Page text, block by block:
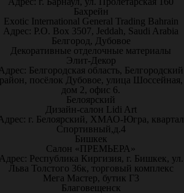
Бахрейн
Exotic International General Trading Bahrain
Адрес: P.O. Box 3507, Jeddah, Saudi Arabia
Белгород, Дубовое
Декоративные отделочные материалы
Элит-Декор
Белгородская область, Белгородский
посёлок Дубовое, улица Шоссейная,
дом 2, офис 6.
Белоярский
Дизайн-салон Lidi Art
г. Белоярский, ХМАО-Югра, квартал
Спортивный,д.4
Бишкек
Салон «ПРЕМЬЕРА»
Республика Киргизия, г. Бишкек, ул.
Льва Толстого 36к, торговый комплекс
Мега Мастер, бутик Г3
Благовещенск